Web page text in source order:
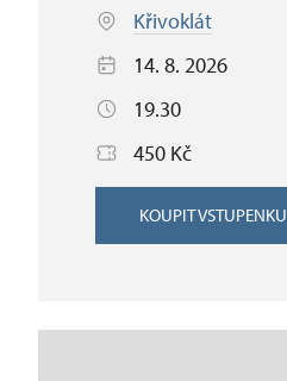
Křivoklát
14. 8. 2026
19.30
450 Kč
KOUPIT VSTUPENKU